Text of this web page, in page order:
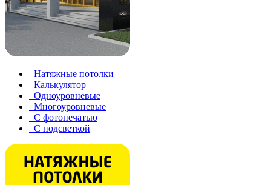
Натяжные потолки
Калькулятор
Одноуровневые
Многоуровневые
С фотопечатью
С подсветкой